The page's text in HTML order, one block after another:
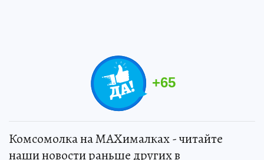
+65
Комсомолка на MAXималках - читайте
наши новости раньше других в